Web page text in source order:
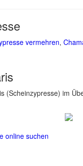
vermehren,
(Scheinzypresse) im
online suchen